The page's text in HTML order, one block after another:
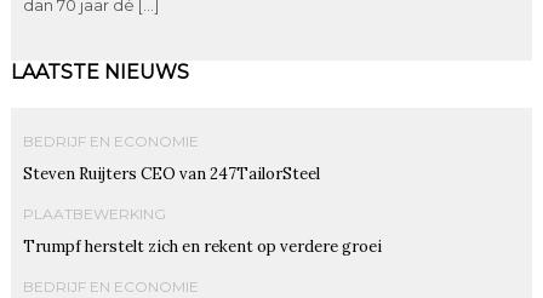
dan 70 jaar dé […]
LAATSTE NIEUWS
BEDRIJF EN ECONOMIE
Steven Ruijters CEO van 247TailorSteel
PLAATBEWERKING
Trumpf herstelt zich en rekent op verdere groei
BEDRIJF EN ECONOMIE